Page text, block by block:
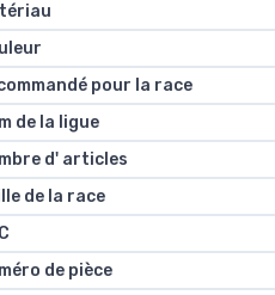
pour la race
de la ligue
d' articles
de la race
de pièce